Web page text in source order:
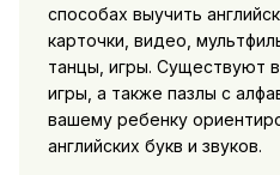
способах выучить
карточки, видео,
танцы, игры. Существуют
игры, а также пазлы с
вашему ребенку
английских букв и звуков.